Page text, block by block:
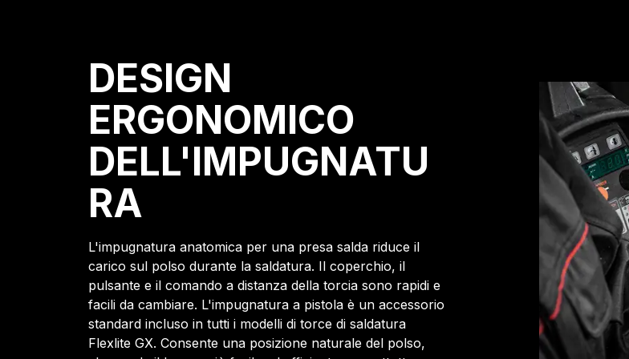
DESIGN
ERGONOMICO
DELL'IMPUGNATU
RA
L'impugnatura anatomica per una presa salda riduce il
carico sul polso durante la saldatura. Il coperchio, il
pulsante e il comando a distanza della torcia sono rapidi e
facili da cambiare. L'impugnatura a pistola è un accessorio
standard incluso in tutti i modelli di torce di saldatura
Flexlite GX. Consente una posizione naturale del polso,